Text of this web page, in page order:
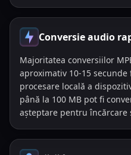
Conversie audio
Majoritatea conversiilor
aproximativ 10-15
procesare locală a
până la 100 MB pot fi
așteptare pentru încărcare